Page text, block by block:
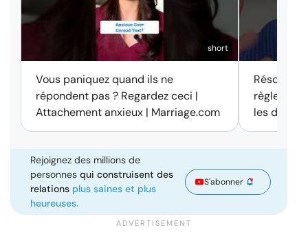
short
Vous paniquez quand ils ne
répondent pas ? Regardez ceci |
Attachement anxieux | Marriage.com
règle des
les
Rejoignez des millions de
personnesqui construisent des
relations plus saines et plus
heureuses.
S'abonner